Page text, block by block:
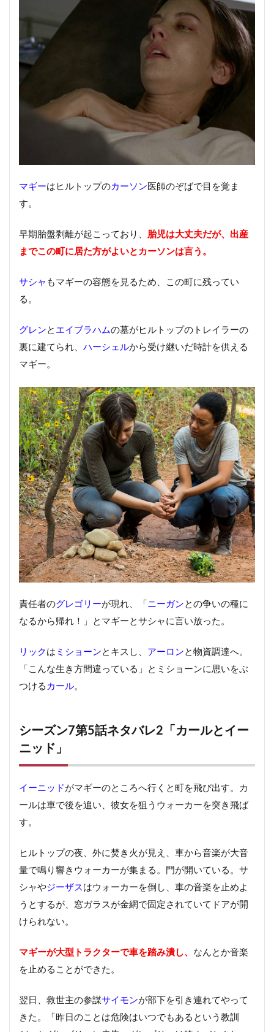
マギーはヒルトップのカーソン 医師のぞばで目を覚ま
す。
早期胎盤剥離が起こっており、 胎児は大丈夫だが、出産
までこの町に居た方がよいとカーソンは言う。
サシャ もマギーの容態を見るため、この町に残ってい
る。
グレン と エイブラハムの墓がヒルトップのトレイラーの
裏に建てられ、 ハーシェルから受け継いだ時計を供える
マギー。
責任者のグレゴリーが現れ、「 ニーガン との争いの種に
なるから帰れ！」とマギーとサシャに言い放った。
リック は ミショーン とキスし、 アーロン と物資調達へ。
「こんな生き方間違っている」とミショーンに思いをぶ
つける カール。
シーズン7第5話ネタバレ2「カールとイー
ニッド」
イーニッド がマギーのところへ行くと町を飛び出す。カ
ールは車で後を追い、彼女を狙うウォーカーを突き飛ば
す。
ヒルトップの夜、外に焚き火が見え、車から音楽が大音
量で鳴り響きウォーカーが集まる。門が開いている。サ
シャやジーザス はウォーカーを倒し、車の音楽を止めよ
うとするが、窓ガラスが金網で固定されていてドアが開
けられない。
マギーが大型トラクターで車を踏み潰し、 なんとか音楽
を止めることができた。
翌日、救世主の参謀サイモンが部下を引き連れてやって
きた。「昨日のことは危険はいつでもあるという教訓